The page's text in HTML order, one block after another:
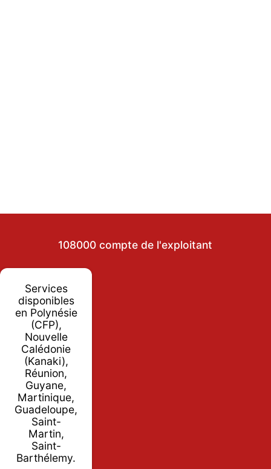
108000 compte de l'exploitant
Services
disponibles
en Polynésie
(CFP),
Nouvelle
Calédonie
(Kanaki),
Réunion,
Guyane,
Martinique,
Guadeloupe,
Saint-
Martin,
Saint-
Barthélemy.